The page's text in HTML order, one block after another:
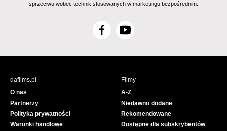
sprzeciwu wobec technik stosowanych w marketingu bezpośrednim.
F
c
Y
u
e
dafilms.pl
O nas
Partnerzy
Polityka prywatności
Warunki handlowe
Filmy
A-Z
Niedawno dodane
Rekomendowane
Dostępne dla subskrybentów